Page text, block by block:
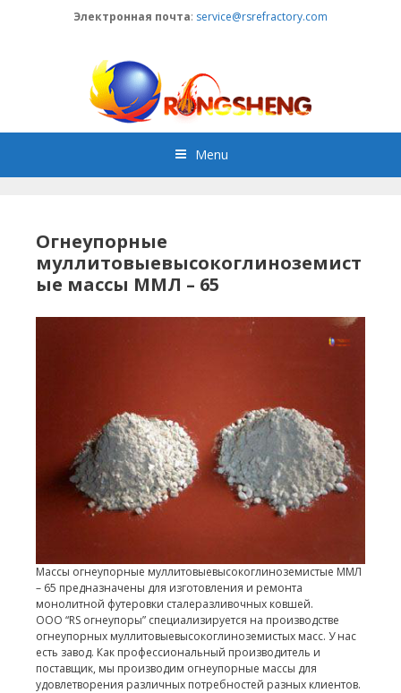
Электронная почта: service@rsrefractory.com
Menu
Огнеупорные
муллитовыевысокоглиноземист
ые массы ММЛ – 65
Массы огнеупорные муллитовыевысокоглиноземистые ММЛ
– 65 предназначены для изготовления и ремонта
монолитной футеровки сталеразливочных ковшей.
ООО “RS огнеупоры” специализируется на производстве
огнеупорных муллитовыевысокоглиноземистых масс. У нас
есть завод. Как профессиональный производитель и
поставщик, мы производим огнеупорные массы для
удовлетворения различных потребностей разных клиентов.